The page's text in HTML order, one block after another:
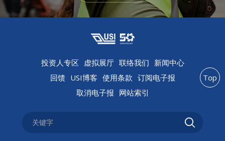
投资人专区 虚拟展厅 联络我们 新闻中心
回馈 USI博客 使用条款 订阅电子报
取消电子报 网站索引
Top